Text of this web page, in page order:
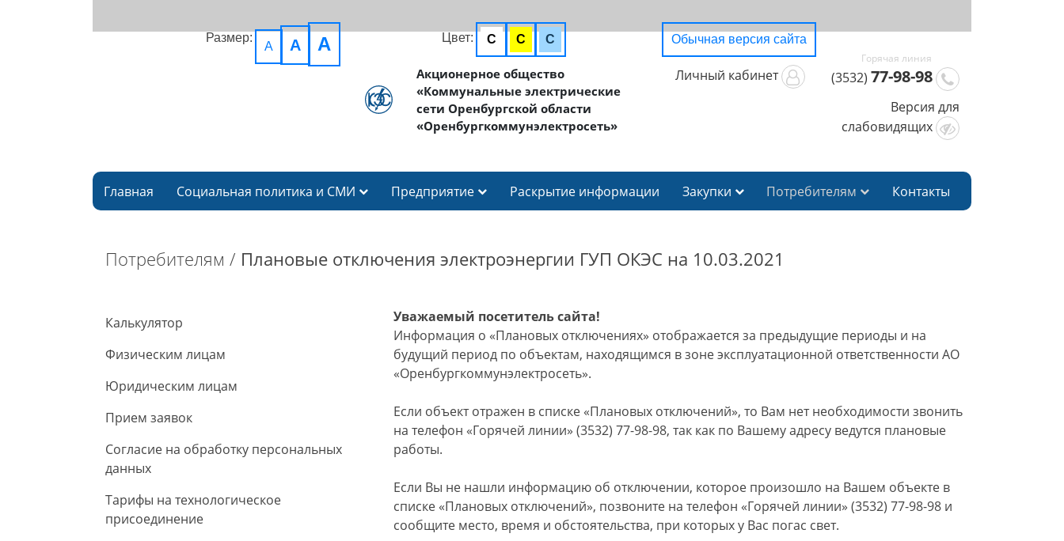
Размер:
A A A Цвет: C C C Обычная версия сайта
Акционерное общество
«Коммунальные электрические
сети Оренбургской области
«Оренбургкоммунэлектросеть»
Личный кабинет (3532) 77-98-98
Версия для
слабовидящих
Главная Социальная политика и СМИ Предприятие Раскрытие информации Закупки Потребителям Контакты
Потребителям / Плановые отключения электроэнергии ГУП ОКЭС на 10.03.2021
Калькулятор
Физическим лицам
Юридическим лицам
Прием заявок
Согласие на обработку персональных
данных
Тарифы на технологическое
присоединение
Уважаемый посетитель сайта!
Информация о «Плановых отключениях» отображается за предыдущие периоды и на
будущий период по объектам, находящимся в зоне эксплуатационной ответственности АО
«Оренбургкоммунэлектросеть».
Если объект отражен в списке «Плановых отключений», то Вам нет необходимости звонить
на телефон «Горячей линии» (3532) 77-98-98, так как по Вашему адресу ведутся плановые
работы.
Если Вы не нашли информацию об отключении, которое произошло на Вашем объекте в
списке «Плановых отключений», позвоните на телефон «Горячей линии» (3532) 77-98-98 и
сообщите место, время и обстоятельства, при которых у Вас погас свет.